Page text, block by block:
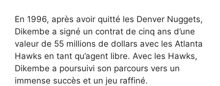
En 1996, après avoir quitté les Denver Nuggets,
Dikembe a signé un contrat de cinq ans d’une
valeur de 55 millions de dollars avec les Atlanta
Hawks en tant qu’agent libre. Avec les Hawks,
Dikembe a poursuivi son parcours vers un
immense succès et un jeu raffiné.